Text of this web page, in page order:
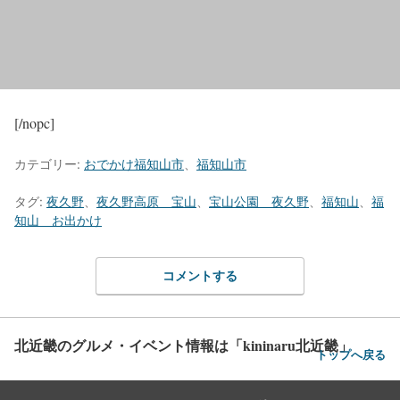
[/nopc]
カテゴリー: おでかけ福知山市 福知山市
タグ: 夜久野 夜久野高原 宝山 宝山公園 夜久野 福知山
福
知山 お出かけ
コメントする
北近畿のグルメ・イベント情報は「kininaru北近畿」トップへ戻る